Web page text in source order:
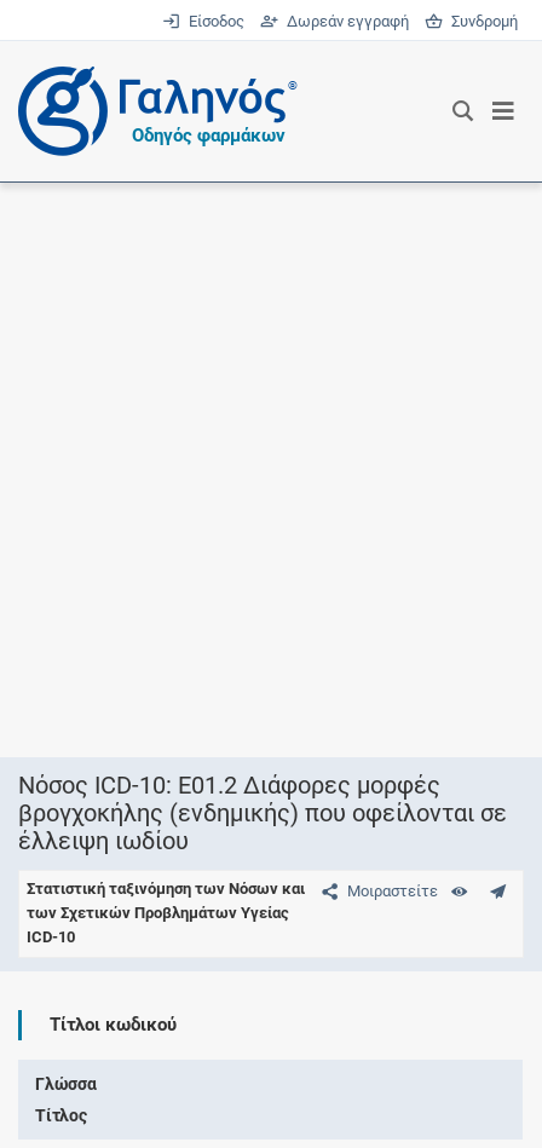
Είσοδος Δωρεάν εγγραφή Συνδρομή
®
Οδηγός φαρμάκων
Νόσος ICD-10: E01.2 Διάφορες μορφές
βρογχοκήλης (ενδημικής) που οφείλονται σε
έλλειψη ιωδίου
Μοιραστείτε
Στατιστική ταξινόμηση των Νόσων και
των Σχετικών Προβλημάτων Υγείας
ICD-10
Τίτλοι κωδικού
Γλώσσα
Τίτλος